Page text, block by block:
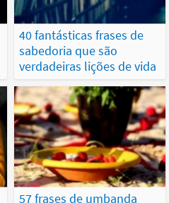
40 fantásticas frases de
sabedoria que são
verdadeiras lições de vida
57 frases de umbanda